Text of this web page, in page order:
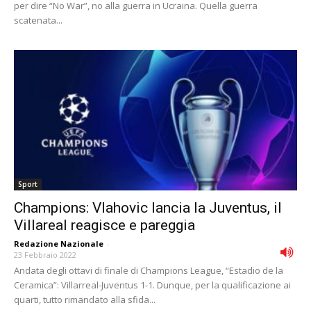
per dire “No War”, no alla guerra in Ucraina. Quella guerra
scatenata...
Sport
Champions: Vlahovic lancia la Juventus, il
Villareal reagisce e pareggia
Redazione Nazionale -
23 Febbraio 2022
Andata degli ottavi di finale di Champions League, “Estadio de la
Ceramica”: Villarreal-Juventus 1-1. Dunque, per la qualificazione ai
quarti, tutto rimandato alla sfida...